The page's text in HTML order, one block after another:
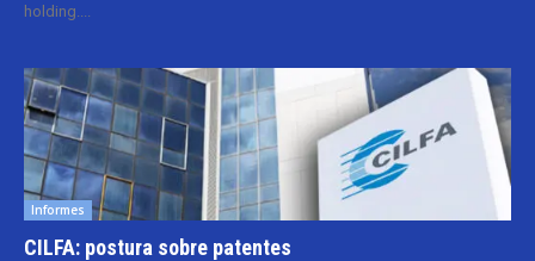
holding....
Informes
CILFA: postura sobre patentes